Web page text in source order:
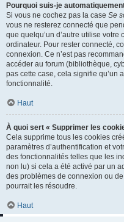
Pourquoi suis-je
Si vous ne cochez pas la case Se
vous ne resterez connecté que
que quelqu’un d’autre utilise
ordinateur. Pour rester connecté,
connexion. Ce n’est pas
accéder au forum (bibliothèque,
pas cette case, cela signifie qu’un
fonctionnalité.
Haut
À quoi sert « Supprimer les
Cela supprime tous les cookies
paramètres d’authentification et
des fonctionnalités telles que les
non lu) si cela a été activé par un
des problèmes de connexion ou
pourrait les résoudre.
Haut